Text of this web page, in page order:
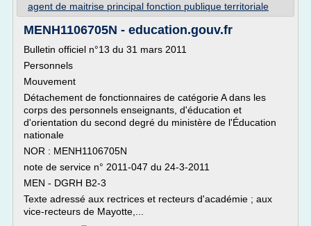
agent de maitrise principal fonction publique territoriale
MENH1106705N - education.gouv.fr
Bulletin officiel n°13 du 31 mars 2011
Personnels
Mouvement
Détachement de fonctionnaires de catégorie A dans les
corps des personnels enseignants, d'éducation et
d'orientation du second degré du ministère de l'Éducation
nationale
NOR : MENH1106705N
note de service n° 2011-047 du 24-3-2011
MEN - DGRH B2-3
Texte adressé aux rectrices et recteurs d'académie ; aux
vice-recteurs de Mayotte,...